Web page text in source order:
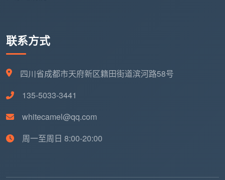
联系方式
四川省成都市天府新区籍田街道滨河路58号
135-5033-3441
whitecamel@qq.com
周一至周日 8:00-20:00